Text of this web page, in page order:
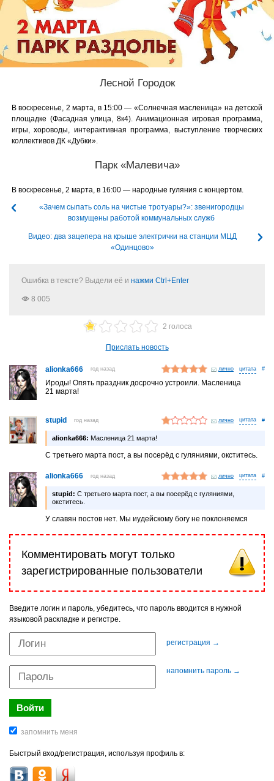
Лесной Городок
В воскресенье, 2 марта, в 15:00 — «Солнечная масленица» на детской
площадке (Фасадная улица, 8к4). Анимационная игровая программа,
игры, хороводы, интерактивная программа, выступление творческих
коллективов ДК «Дубки».
Парк «Малевича»
В воскресенье, 2 марта, в 16:00 — народные гуляния с концертом.
«Зачем сыпать соль на чистые тротуары?»: звенигородцы
возмущены работой коммунальных служб
Видео: два зацепера на крыше электрички на станции МЦД
«Одинцово»
Ошибка в тексте? Выдели её и нажми Ctrl+Enter
8 005
2 голоса
Прислать новость
alionka666 год назад лично #
Ироды! Опять праздник досрочно устроили. Масленица
21 марта!
stupid год назад лично #
alionka666: Масленица 21 марта!
С третьего марта пост, а вы посерёд с гуляниями, окститесь.
alionka666 год назад лично #
stupid: С третьего марта пост, а вы посерёд с гуляниями,
окститесь.
У славян постов нет. Мы иудейскому богу не поклоняемся
Комментировать могут только
зарегистрированные пользователи
Введите логин и пароль, убедитесь, что пароль вводится в нужной
языковой раскладке и регистре.
регистрация →
напомнить пароль →
Быстрый вход/регистрация, используя профиль в: